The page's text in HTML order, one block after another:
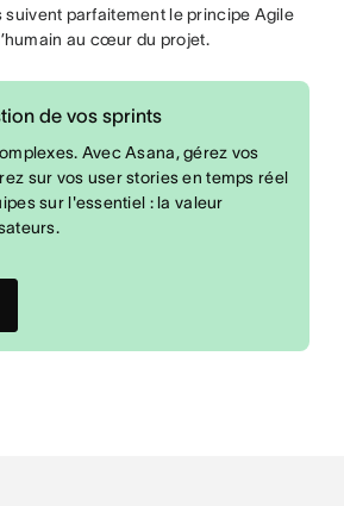
suivent parfaitement le principe Agile
au cœur du projet.
de vos sprints
Avec Asana, gérez vos
sur vos user stories en temps réel
sur l'essentiel : la valeur